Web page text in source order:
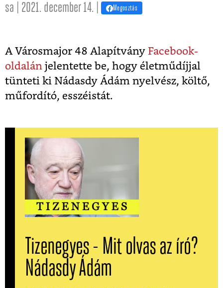
sa | 2021. december 14. | Megosztás
A Városmajor 48 Alapítvány Facebook-
oldalán jelentette be, hogy életműdíjjal
tünteti ki Nádasdy Ádám nyelvész, költő,
műfordító, esszéistát.
Tizenegyes - Mit olvas az író?
Nádasdy Ádám